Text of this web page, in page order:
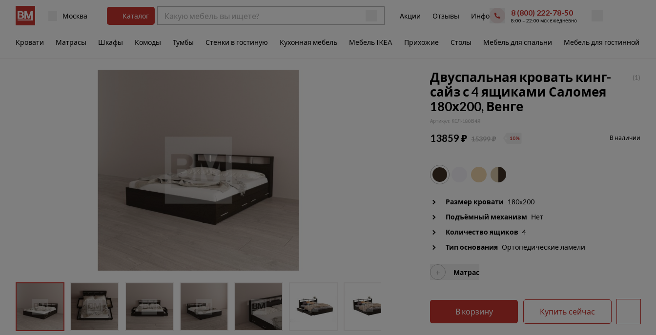
Москва Каталог Акции Отзывы Инфо 8 (800) 222-78-50
8:00 – 22:00 мск ежедневно
Кровати Матрасы Шкафы Комоды Тумбы Стенки в гостиную Кухонная мебель Мебель IKEA Прихожие Столы Мебель для спальни Мебель для гостинной
Двуспальная кровать кинг-
сайз с 4 ящиками Саломея
180х200, Венге
(1)
Артикул: КСЛ-180В4Я
13859 ₽ 15399 ₽ 10% В наличии
Размер кровати 180x200
Подъёмный механизм Нет
Количество ящиков 4
Тип основания Ортопедические ламели
+ Матрас
В корзину Купить сейчас